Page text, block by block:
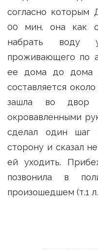
согласно которым
00 мин. она как
набрать
проживающего по
ее дома до дома
составляется
зашла во
окровавленными
сделал один
сторону и сказал
ей уходить.
позвонила в
произошедшем (т.1